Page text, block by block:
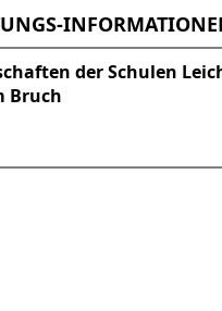
der Schulen
Bruch